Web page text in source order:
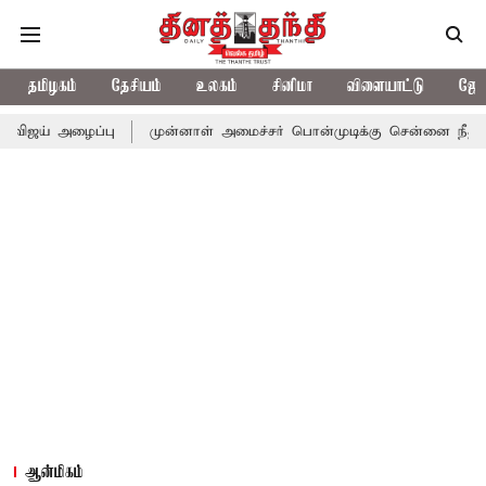
தமிழகம் தேசியம் உலகம் சினிமா விளையாட்டு
முன்னாள் அமைச்சர் பொன்முடிக்கு சென்னை நீதிமன்றம்
ஆன்மிகம்